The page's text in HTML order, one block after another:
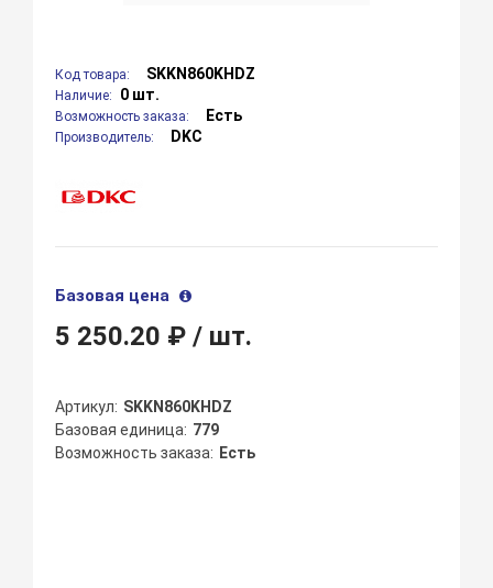
Код товара: SKKN860KHDZ
Наличие: 0 шт.
Возможность заказа: Есть
Производитель: DKC
Базовая цена
5 250.20 ₽/ шт.
Артикул
SKKN860KHDZ
Базовая единица 779
Возможность заказа
Есть